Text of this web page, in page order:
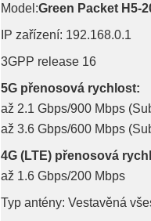
Model:Green Packet H5-
IP zařízení: 192.168.0.1
3GPP release 16
5G přenosová rychlost:
až 2.1 Gbps/900 Mbps
až 3.6 Gbps/600 Mbps
4G (LTE) přenosová
až 1.6 Gbps/200 Mbps
Typ antény: Vestavěná